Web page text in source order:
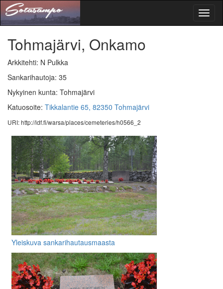
Tohmajärvi, Onkamo
Arkkitehti: N Pulkka
Sankarihautoja: 35
Nykyinen kunta: Tohmajärvi
Katuosoite: Tikkalantie 65, 82350 Tohmajärvi
URI: http://ldf.fi/warsa/places/cemeteries/h0566_2
Yleiskuva sankarihautausmaasta